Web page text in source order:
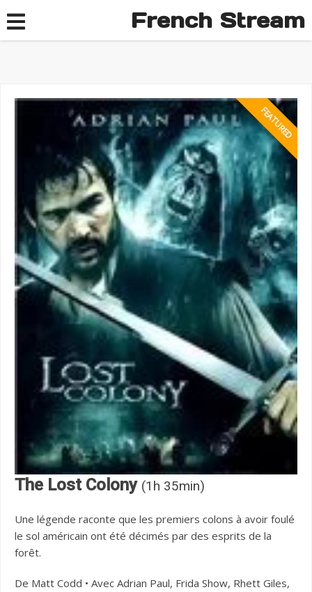
French Stream
The Lost Colony (1h 35min)
Une légende raconte que les premiers colons à avoir foulé
le sol américain ont été décimés par des esprits de la
forêt.
De Matt Codd • Avec Adrian Paul, Frida Show, Rhett Giles,